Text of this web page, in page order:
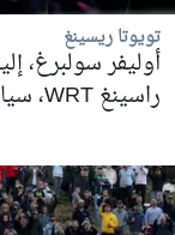
تويوتا ريسينغ
أوليفر سولبرغ،
راسينغ WRT، سيارة تويوتا GR ياريس رالي 1